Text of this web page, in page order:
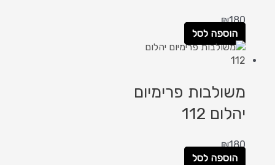
₪180
הוספה לסל
משולבות פרימיום
יהלום 112
₪180
הוספה לסל